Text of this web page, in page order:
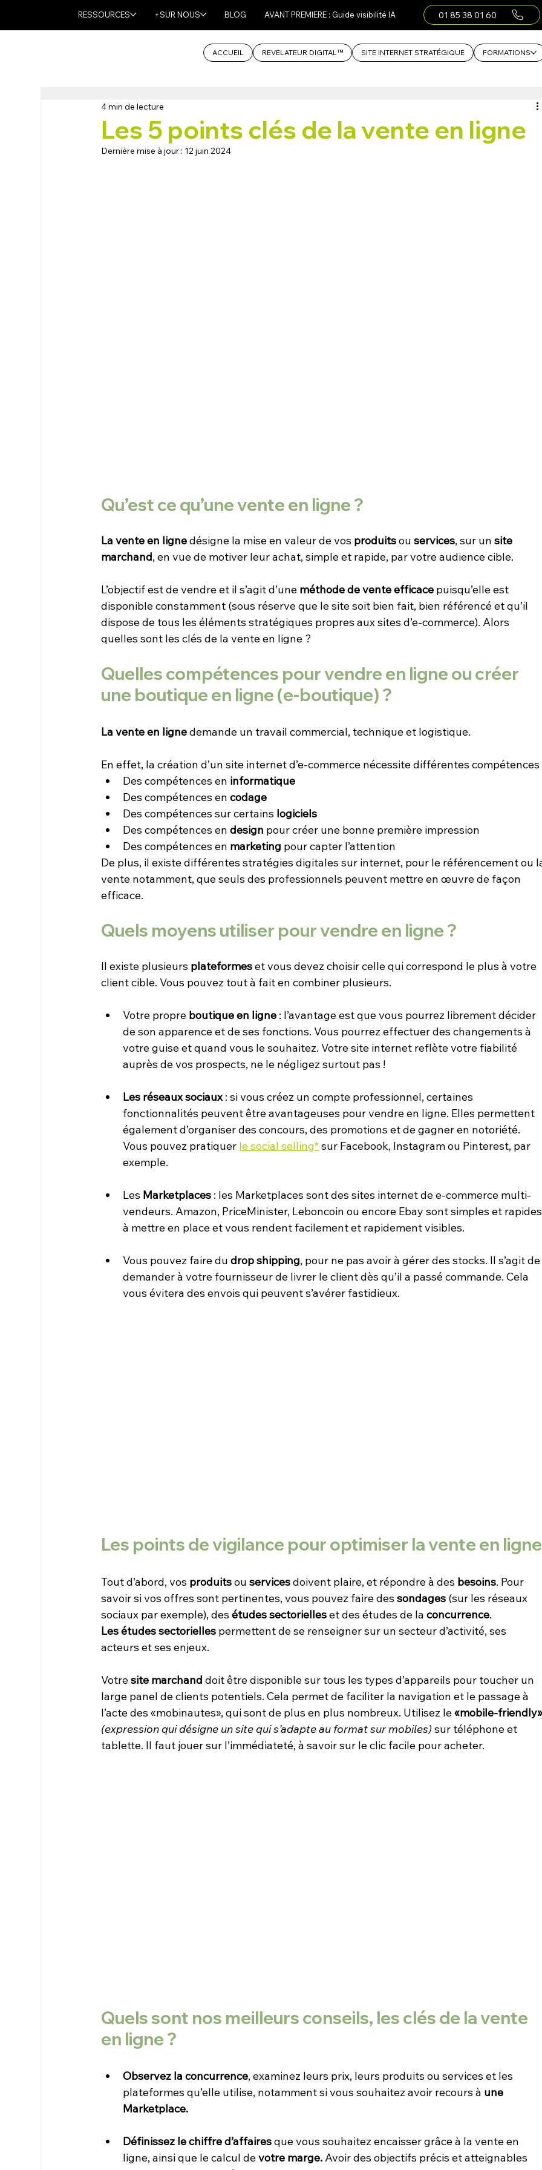
ACCUEIL REVELATEUR DIGITAL™ SITE INTERNET STRATÉGIQUE FORMATIONS
RESSOURCES +SUR NOUS BLOG AVANT PREMIERE : Guide visibilité IA 01 85 38 01 60
Les 5 points clés de la vente en ligne
4 min de lecture
Dernière mise à jour : 12 juin 2024
Qu’est ce qu’une vente en ligne ?
La vente en ligne désigne la mise en valeur de vos produits ou services, sur un site
marchand, en vue de motiver leur achat, simple et rapide, par votre audience cible.
L’objectif est de vendre et il s’agit d’une méthode de vente efficace puisqu’elle est
disponible constamment (sous réserve que le site soit bien fait, bien référencé et qu’il
dispose de tous les éléments stratégiques propres aux sites d’e-commerce). Alors
quelles sont les clés de la vente en ligne ?
Quelles compétences pour vendre en ligne ou créer
une boutique en ligne (e-boutique) ?
La vente en ligne demande un travail commercial, technique et logistique.
En effet, la création d’un site internet d’e-commerce nécessite différentes compétences
Des compétences en informatique
Des compétences en codage
Des compétences sur certains logiciels
Des compétences en design pour créer une bonne première impression
Des compétences en marketing pour capter l’attention
De plus, il existe différentes stratégies digitales sur internet, pour le référencement ou
vente notamment, que seuls des professionnels peuvent mettre en œuvre de façon
efficace.
Quels moyens utiliser pour vendre en ligne ?
Il existe plusieurs plateformes et vous devez choisir celle qui correspond le plus à votre
client cible. Vous pouvez tout à fait en combiner plusieurs.
Votre propre boutique en ligne : l’avantage est que vous pourrez librement décider
de son apparence et de ses fonctions. Vous pourrez effectuer des changements à
votre guise et quand vous le souhaitez. Votre site internet reflète votre fiabilité
auprès de vos prospects, ne le négligez surtout pas !
Les réseaux sociaux : si vous créez un compte professionnel, certaines
fonctionnalités peuvent être avantageuses pour vendre en ligne. Elles permettent
également d’organiser des concours, des promotions et de gagner en notoriété.
Vous pouvez pratiquer le social selling* sur Facebook, Instagram ou Pinterest, par
exemple.
Les Marketplaces : les Marketplaces sont des sites internet de e-commerce multi-
vendeurs. Amazon, PriceMinister, Leboncoin ou encore Ebay sont simples et
à mettre en place et vous rendent facilement et rapidement visibles.
Vous pouvez faire du drop shipping, pour ne pas avoir à gérer des stocks. Il s’agit
demander à votre fournisseur de livrer le client dès qu’il a passé commande. Cela
vous évitera des envois qui peuvent s’avérer fastidieux.
Les points de vigilance pour optimiser la vente en ligne
Tout d’abord, vos produits ou services doivent plaire, et répondre à des besoins. Pour
savoir si vos offres sont pertinentes, vous pouvez faire des sondages (sur les réseaux
sociaux par exemple), des études sectorielles et des études de la concurrence.
Les études sectorielles permettent de se renseigner sur un secteur d’activité, ses
acteurs et ses enjeux.
Votre site marchand doit être disponible sur tous les types d’appareils pour toucher un
large panel de clients potentiels. Cela permet de faciliter la navigation et le passage à
l’acte des «mobinautes», qui sont de plus en plus nombreux. Utilisez le «mobile-
(expression qui désigne un site qui s’adapte au format sur mobiles) sur téléphone et
tablette. Il faut jouer sur l’immédiateté, à savoir sur le clic facile pour acheter.
Quels sont nos meilleurs conseils, les clés de la vente
en ligne ?
Observez la concurrence, examinez leurs prix, leurs produits ou services et les
plateformes qu’elle utilise, notamment si vous souhaitez avoir recours à une
Marketplace.
Définissez le chiffre d’affaires que vous souhaitez encaisser grâce à la vente en
ligne, ainsi que le calcul de votre marge. Avoir des objectifs précis et atteignables